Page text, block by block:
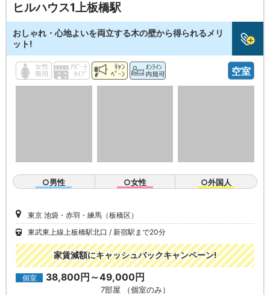
ヒルハウス1上板橋駅
おしゃれ・心地よいを両立する木の壁から得られるメリ
ット!
空室
○男性 ○女性 ○外国人
東京 池袋・赤羽・練馬（板橋区）
東武東上線上板橋駅北口
新宿駅まで20分
家賃減額にキャッシュバックキャンペーン!
個室 38,800円～49,000円
7部屋 （個室のみ）